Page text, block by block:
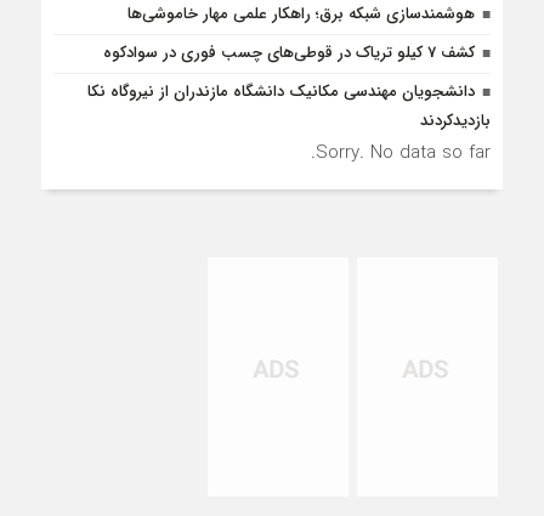
هوشمندسازی شبکه برق؛ راهکار علمی مهار خاموشی‌ها
کشف 7 کیلو تریاک در قوطی‌‌های چسب فوری در سوادکوه
دانشجویان مهندسی مکانیک دانشگاه مازندران از نيروگاه نکا
بازديدكردند
Sorry. No data so far.